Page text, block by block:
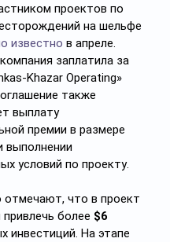
проектов по
на шельфе
известно в апреле.
заплатила за
Khazar Operating»
также
выплату
премии в размере
выполнении
условий по проекту.
отмечают, что в проект
привлечь более $6
инвестиций. На этапе